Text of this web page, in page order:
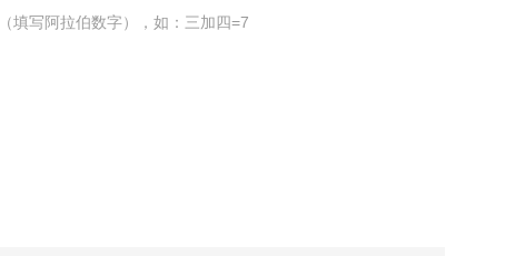
填写阿拉伯数字），如：三加四=7